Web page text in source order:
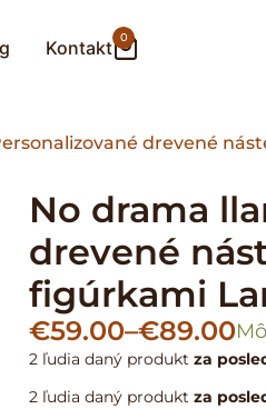
Kontakt 0
drevené
No drama
drevené
figúrkami
€59.00–€89.00
2 ľudia daný produkt za
2 ľudia daný produkt za